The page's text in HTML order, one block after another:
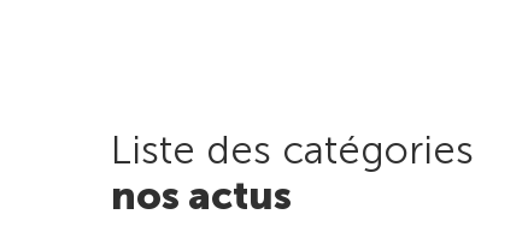
Liste des catégories
nos actus